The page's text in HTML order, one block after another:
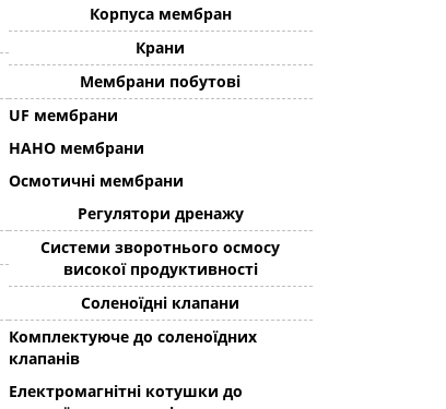
Корпуса мембран
Крани
Мембрани побутові
UF мембрани
НАНО мембрани
Осмотичні мембрани
Регулятори дренажу
Системи зворотнього осмосу
високої продуктивності
Соленоїдні клапани
Комплектуюче до соленоїдних
клапанів
Електромагнітні котушки до